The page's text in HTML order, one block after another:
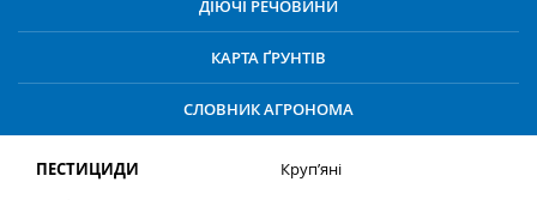
ДІЮЧІ РЕЧОВИНИ
КАРТА ҐРУНТІВ
СЛОВНИК АГРОНОМА
ПЕСТИЦИДИ
Круп’яні